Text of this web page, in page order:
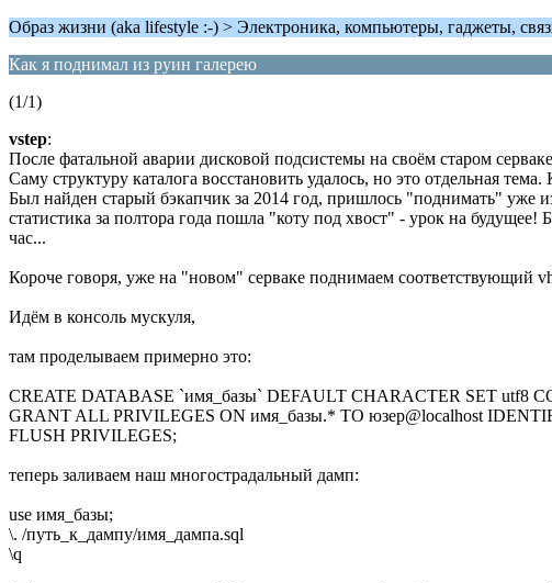
Образ жизни (aka lifestyle :-) > Электроника, компьютеры, гаджеты,
Как я поднимал из руин галерею
(1/1)
vstep:
После фатальной аварии дисковой подсистемы на своём старом
Саму структуру каталога восстановить удалось, но это отдельная
Был найден старый бэкапчик за 2014 год, пришлось "поднимать" уже
статистика за полтора года пошла "коту под хвост" - урок на
час...
Короче говоря, уже на "новом" серваке поднимаем соответствующий
Идём в консоль мускуля,
там проделываем примерно это:
CREATE DATABASE `имя_базы` DEFAULT CHARACTER SET utf8
GRANT ALL PRIVILEGES ON имя_базы.* TO юзер@localhost
FLUSH PRIVILEGES;
теперь заливаем наш многострадальный дамп:
use имя_базы;
\. /путь_к_дампу/имя_дампа.sql
\q